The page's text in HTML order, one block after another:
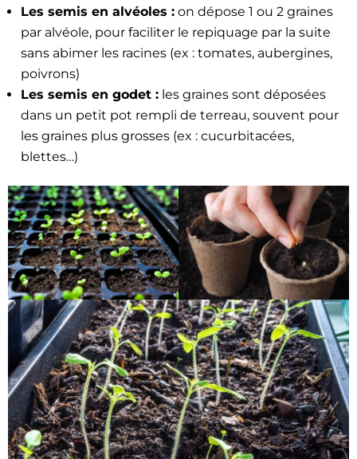
Les semis en alvéoles : on dépose 1 ou 2 graines
par alvéole, pour faciliter le repi­quage par la suite
sans abimer les racines (ex : tomates, aubergines,
poivrons)
Les semis en godet : les graines sont déposées
dans un petit pot rem­pli de ter­reau, sou­vent pour
les graines plus gross­es (ex : cucur­bitacées,
blettes…)